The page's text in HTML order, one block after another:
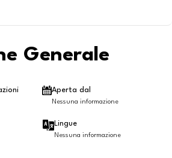
Generale
Aperta dal
Nessuna informazione
Lingue
Nessuna informazione